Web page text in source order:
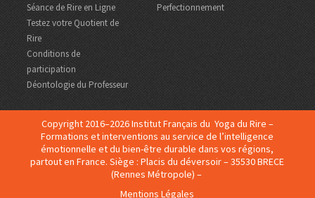
Séance de Rire en Ligne
Testez votre Quotient de
Rire
Conditions de
participation
Déontologie du Professeur
Perfectionnement
Copyright 2016–2026 Institut Français du Yoga du Rire –
Formations et interventions au service de l’intelligence
émotionnelle et du bien-être durable dans vos régions,
partout en France. Siège : Placis du déversoir – 35530 BRECE
(Rennes Métropole) –
Mentions Légales